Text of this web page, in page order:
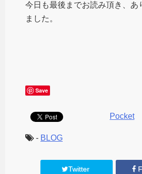
今日も最後までお読み頂き、あ
ました。
Save
Pocket
- BLOG
Twitter